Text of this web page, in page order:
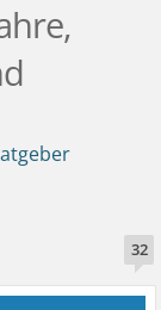
32